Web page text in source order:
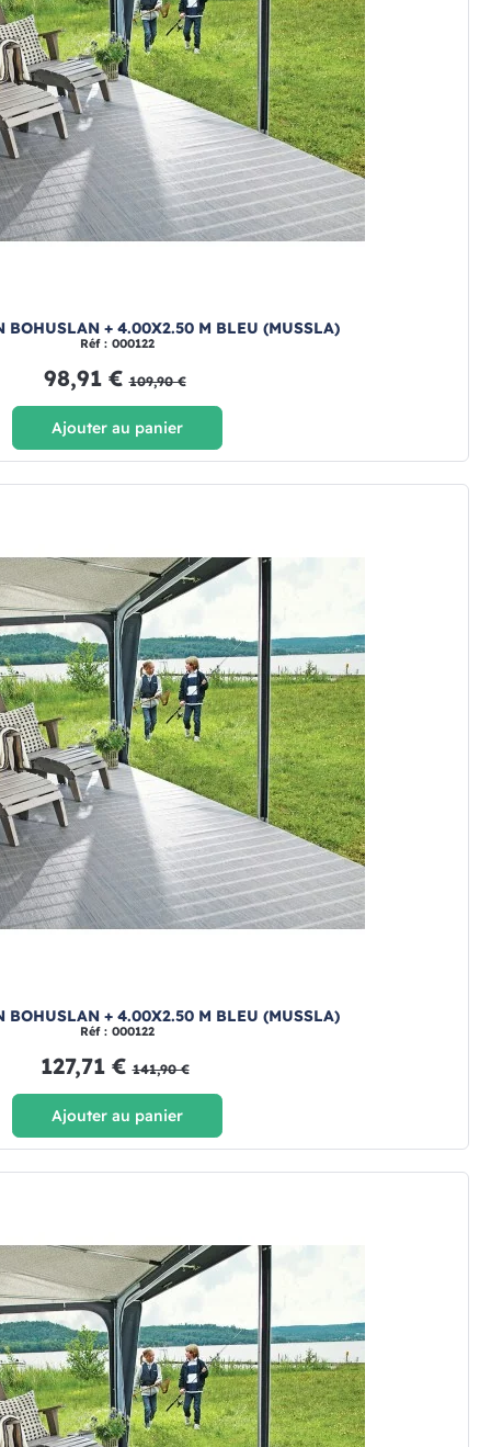
BOHUSLAN + 4.00X2.50 M BLEU (MUSSLA)
Réf : 000122
98,91 € 109,90 €
Ajouter au panier
BOHUSLAN + 4.00X2.50 M BLEU (MUSSLA)
Réf : 000122
127,71 € 141,90 €
Ajouter au panier